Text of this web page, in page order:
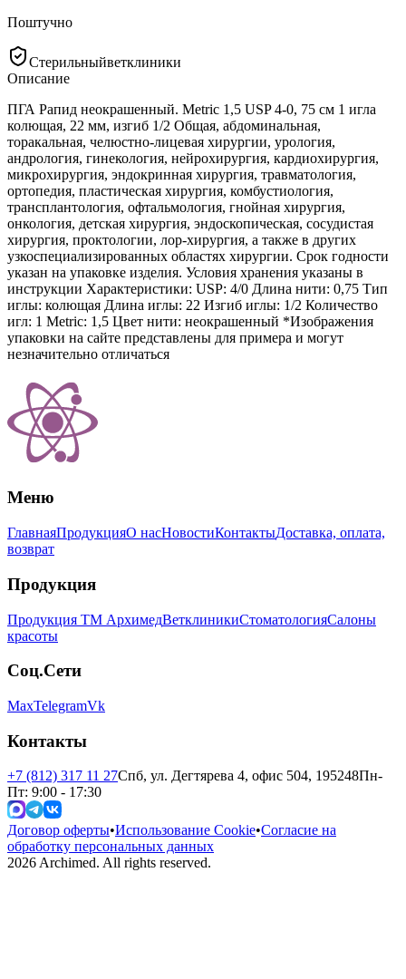
Поштучно
Стерильныйветклиники
Описание
ПГА Рапид неокрашенный. Metric 1,5 USP 4-0, 75 см 1 игла
колющая, 22 мм, изгиб 1/2 Общая, абдоминальная,
торакальная, челюстно-лицевая хирургии, урология,
андрология, гинекология, нейрохирургия, кардиохирургия,
микрохирургия, эндокринная хирургия, травматология,
ортопедия, пластическая хирургия, комбустиология,
трансплантология, офтальмология, гнойная хирургия,
онкология, детская хирургия, эндоскопическая, сосудистая
хирургия, проктологии, лор-хирургия, а также в других
узкоспециализированных областях хирургии. Срок годности
указан на упаковке изделия. Условия хранения указаны в
инструкции Характеристики: USP: 4/0 Длина нити: 0,75 Тип
иглы: колющая Длина иглы: 22 Изгиб иглы: 1/2 Количество
игл: 1 Metric: 1,5 Цвет нити: неокрашенный *Изображения
упаковки на сайте представлены для примера и могут
незначительно отличаться
Меню
ГлавнаяПродукцияО насНовостиКонтактыДоставка, оплата,
возврат
Продукция
Продукция ТМ АрхимедВетклиникиСтоматологияСалоны
красоты
Соц.Сети
MaxTelegramVk
Контакты
+7 (812) 317 11 27Спб, ул. Дегтярева 4, офис 504, 195248Пн-
Пт: 9:00 - 17:30
Договор оферты•Использование Cookie•Согласие на
обработку персональных данных
2026Archimed. All rights reserved.